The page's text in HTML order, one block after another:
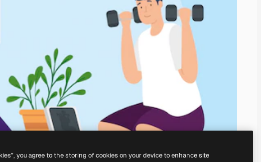
you agree to the storing of cookies on your device to enhance site